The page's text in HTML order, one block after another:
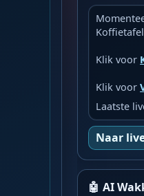
Klik voor
Klik voor
Laatste
Naar
🤖 AI